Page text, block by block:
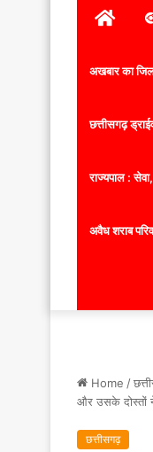
होम
अखबार का
छत्तीसगढ़
राज्यपाल :
अवैध शराब
Home /
और उसके दोस्तों
छत्तीसगढ़